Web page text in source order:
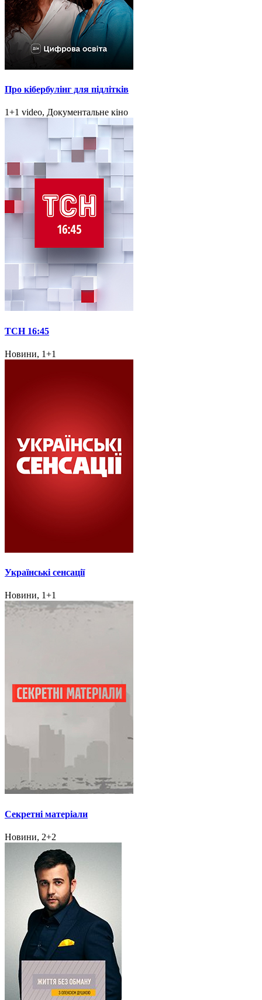
Про кібербулінг для підлітків
1+1 video, Документальне кіно
ТСН 16:45
Новини, 1+1
Українські сенсації
Новини, 1+1
Секретні матеріали
Новини, 2+2